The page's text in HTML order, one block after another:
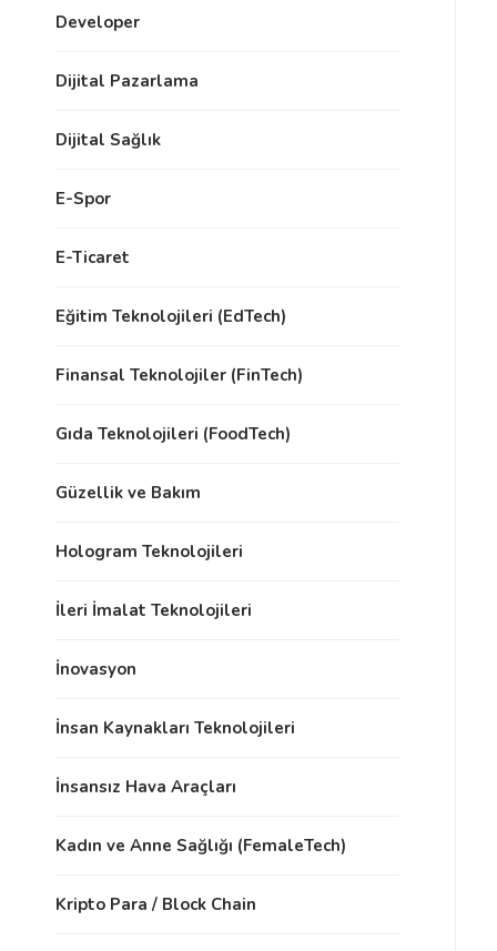
Developer
Dijital Pazarlama
Dijital Sağlık
E-Spor
E-Ticaret
Eğitim Teknolojileri (EdTech)
Finansal Teknolojiler (FinTech)
Gıda Teknolojileri (FoodTech)
Güzellik ve Bakım
Hologram Teknolojileri
İleri İmalat Teknolojileri
İnovasyon
İnsan Kaynakları Teknolojileri
İnsansız Hava Araçları
Kadın ve Anne Sağlığı (FemaleTech)
Kripto Para / Block Chain